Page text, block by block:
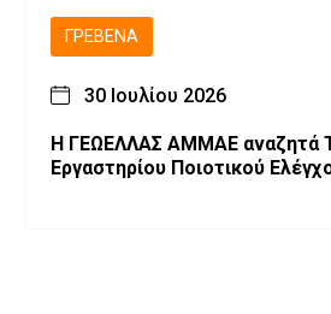
ΓΡΕΒΕΝΆ
30 Ιουλίου 2026
Η ΓΕΩΕΛΛΑΣ ΑΜΜΑΕ αναζητά
Εργαστηρίου Ποιοτικού